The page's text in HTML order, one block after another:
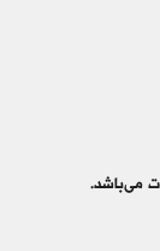
می‌باشد.